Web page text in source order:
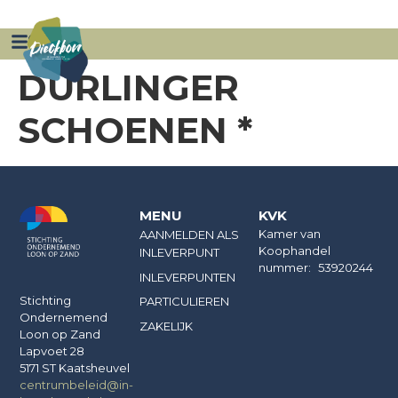
AANMELDEN INNAME PUNT
DURLINGER
SCHOENEN *
Stichting
Ondernemend
Loon op Zand
Lapvoet 28
5171 ST Kaatsheuvel
centrumbeleid@in-
MENU
AANMELDEN ALS
INLEVERPUNT
INLEVERPUNTEN
PARTICULIEREN
ZAKELIJK
KVK
Kamer van
Koophandel
nummer: 53920244